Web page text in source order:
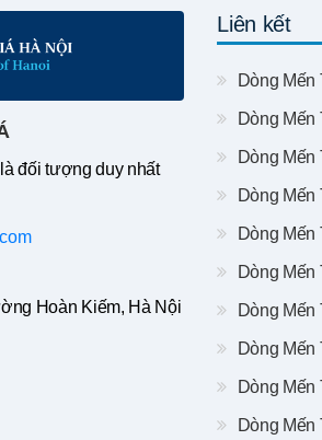
đối tượng duy nhất
Hoàn Kiếm, Hà Nội
Liên kết
Dòng
Dòng Mến
Dòng Mến
Dòng Mến
Dòng Mến
Dòng Mến
Dòng Mến
Dòng
Dòng Mến
Dòng Mến